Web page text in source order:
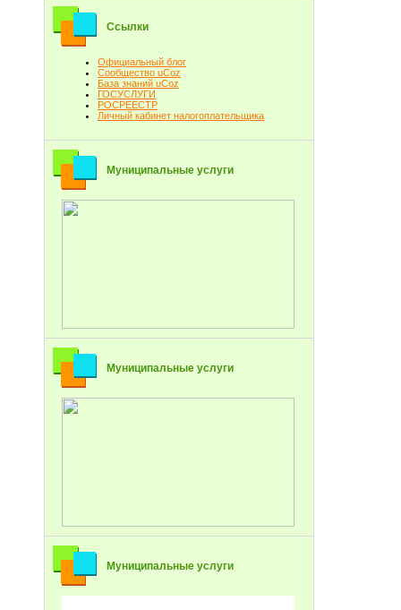
Ссылки
Официальный блог
Сообщество uCoz
База знаний uCoz
ГОСУСЛУГИ
РОСРЕЕСТР
Личный кабинет налогоплательщика
Муниципальные услуги
Муниципальные услуги
Муниципальные услуги